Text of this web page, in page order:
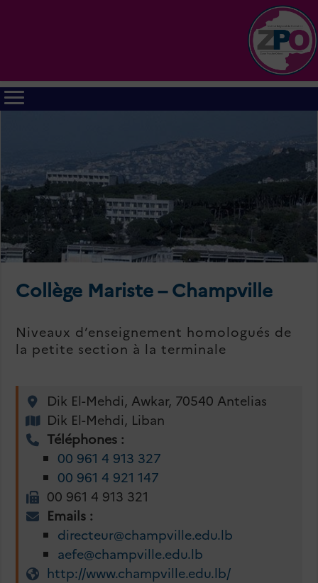
Collège Mariste – Champville
Niveaux d’enseignement homologués de
la petite section à la terminale
Dik El-Mehdi, Awkar, 70540 Antelias
Dik El-Mehdi, Liban
Téléphones :
00 961 4 913 327
00 961 4 921 147
00 961 4 913 321
Emails :
directeur@champville.edu.lb
aefe@champville.edu.lb
http://www.champville.edu.lb/